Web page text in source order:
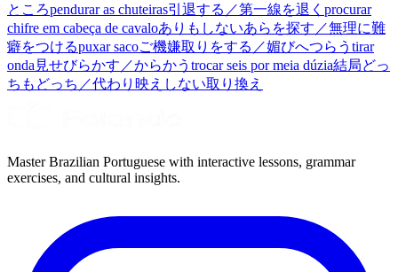
ところpendurar as chuteiras引退する／第一線を退く procurar
chifre em cabeça de cavaloありもしないあらを探す／無理に難
癖をつけるpuxar sacoご機嫌取りをする／媚びへつらう tirar
onda 見せびらかす／からかう trocar seis por meia dúzia結局どっ
ちもどっち／代わり映えしない取り換え
Master Brazilian Portuguese with interactive lessons, grammar
exercises, and cultural insights.